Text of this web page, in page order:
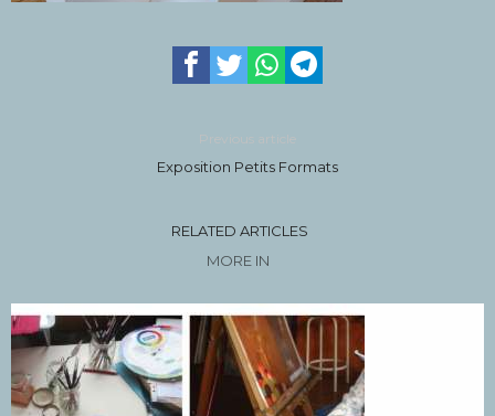
Previous article
Exposition Petits Formats
RELATED ARTICLES
MORE IN